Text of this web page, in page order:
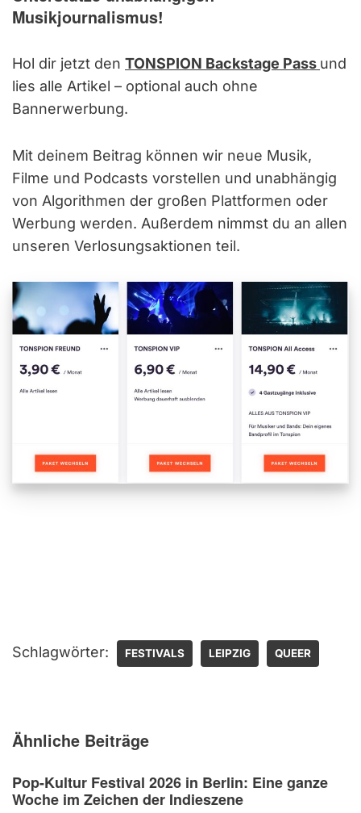
Musikjournalismus!
Hol dir jetzt den TONSPION Backstage Pass und
lies alle Artikel – optional auch ohne
Bannerwerbung.
Mit deinem Beitrag können wir neue Musik,
Filme und Podcasts vorstellen und unabhängig
von Algorithmen der großen Plattformen oder
Werbung werden. Außerdem nimmst du an allen
unseren Verlosungsaktionen teil.
Schlagwörter: FESTIVALS LEIPZIG QUEER
Ähnliche Beiträge
Pop-Kultur Festival 2026 in Berlin: Eine ganze
Woche im Zeichen der Indieszene